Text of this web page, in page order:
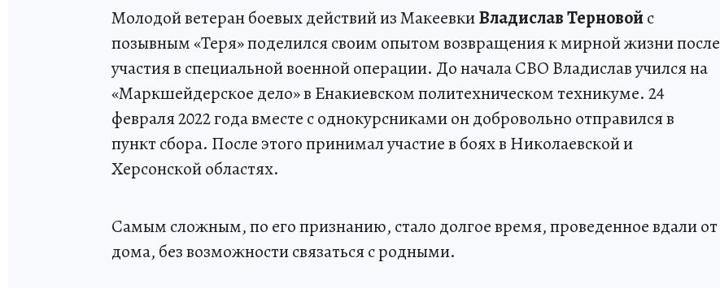
Молодой ветеран боевых действий из МакеевкиВладислав Терновой с
позывным «Теря» поделился своим опытом возвращения к мирной жизни после
участия в специальной военной операции. До начала СВО Владислав учился на
«Маркшейдерское дело» в Енакиевском политехническом техникуме. 24
февраля 2022 года вместе с однокурсниками он добровольно отправился в
пункт сбора. После этого принимал участие в боях в Николаевской и
Херсонской областях.
Самым сложным, по его признанию, стало долгое время, проведенное вдали от
дома, без возможности связаться с родными.